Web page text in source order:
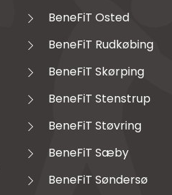
BeneFiT Osted
BeneFiT Rudkøbing
BeneFiT Skørping
BeneFiT Stenstrup
BeneFiT Støvring
BeneFiT Sæby
BeneFiT Søndersø